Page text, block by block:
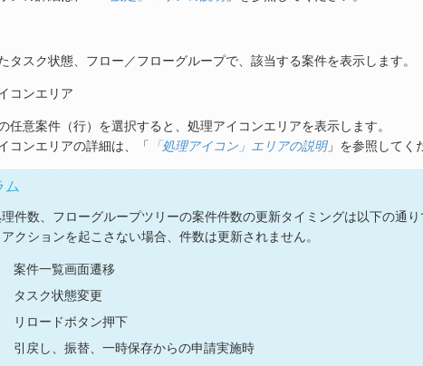
タスク状態、フロー／フローグループで、該当する案件を表示します。
コンエリア
任意案件（行）を選択すると、処理アイコンエリアを表示します。
コンエリアの詳細は、「
「処理アイコン」エリアの説明」を参照してく
ム
件数、フローグループツリーの案件件数の更新タイミングは以下の通り
クションを起こさない場合、件数は更新されません。
案件一覧画面遷移
タスク状態変更
リロードボタン押下
引戻し、振替、一時保存からの申請実施時